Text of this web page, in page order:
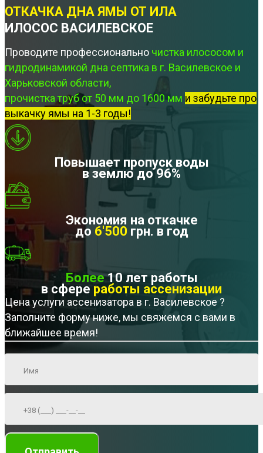
ОТКАЧКА ДНА ЯМЫ ОТ ИЛА
ИЛОСОС ВАСИЛЕВСКОЕ
Проводите профессионально чистка илососом и
гидродинамикой дна септика в г. Василевское и
Харьковской области,
прочистка труб от 50 мм до 1600 мм и забудьте про
выкачку ямы на 1-3 годы!
Повышает пропуск воды
в землю до 96%
Экономия на откачке
до 6'500 грн. в год
Более10 лет работы
в сфере работы ассенизации
Цена услуги ассенизатора в г. Василевское ?
Заполните форму ниже, мы свяжемся с вами в
ближайшее время!